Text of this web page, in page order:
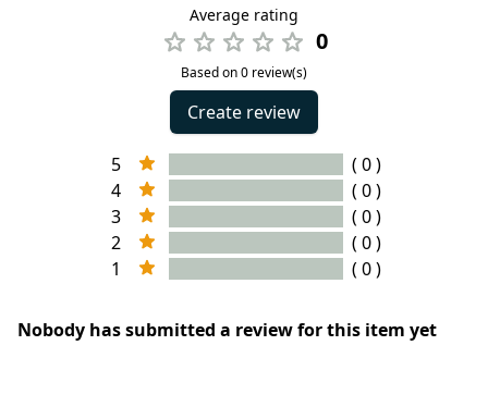
Average rating
0
Based on 0 review(s)
Create review
5
( 0 )
4
( 0 )
3
( 0 )
2
( 0 )
1
( 0 )
Nobody has submitted a review for this item yet